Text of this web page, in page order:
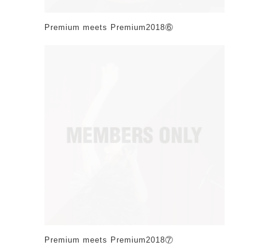
Premium meets Premium2018⑥
Premium meets Premium2018⑦